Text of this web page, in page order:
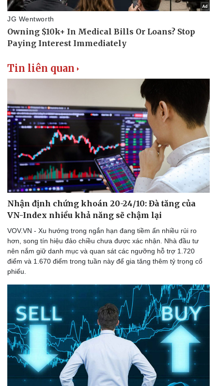
Tin liên quan
Nhận định chứng khoán 20-24/10: Đà tăng của
VN-Index nhiều khả năng sẽ chậm lại
VOV.VN - Xu hướng trong ngắn hạn đang tiềm ẩn nhiều rủi ro
hơn, song tín hiệu đảo chiều chưa được xác nhận. Nhà đầu tư
nên nắm giữ danh mục và quan sát các ngưỡng hỗ trợ 1.720
điểm và 1.670 điểm trong tuần này để gia tăng thêm tỷ trọng cổ
phiếu.